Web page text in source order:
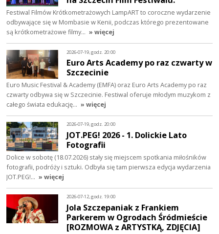
Festiwal Filmów Krótkometrażowych LampART to coroczne wydarzenie
odbywające się w Mombasie w Kenii, podczas którego prezentowane
są krótkometrażowe filmy… » więcej
2026-07-19, godz. 20:00
Euro Arts Academy po raz czwarty w
Szczecinie
Euro Music Festival & Academy (EMFA) oraz Euro Arts Academy po raz
czwarty odbywa się w Szczecinie. Festiwal oferuje młodym muzykom z
całego świata edukację… » więcej
2026-07-19, godz. 20:00
JOT.PEG! 2026 - 1. Dolickie Lato
Fotografii
Dolice w sobotę (18.07.2026) stały się miejscem spotkania miłośników
fotografii, podróży i sztuki. Odbyła się tam pierwsza edycja wydarzenia
JOT.PEG!… » więcej
2026-07-12, godz. 19:00
Jola Szczepaniak z Frankiem
Parkerem w Ogrodach Śródmieście
[ROZMOWA z ARTYSTKĄ, ZDJĘCIA]